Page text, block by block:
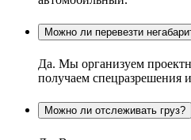
Можно ли перевезти
Да. Мы организуем
получаем спецразрешения
Можно ли отслеживать груз?